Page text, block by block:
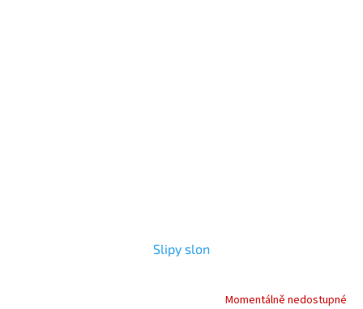
Slipy slon
Momentálně nedostupné